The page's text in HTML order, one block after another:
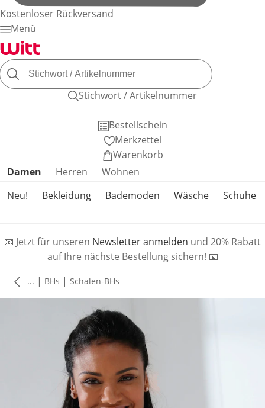
Kostenloser Rückversand
Menü
Stichwort / Artikelnummer
Bestellschein
Merkzettel
Warenkorb
Produktkategorien überspringen
Damen Herren
Wohnen
Neu!
Bekleidung Bademoden Wäsche Schuhe
📧 Jetzt für unseren Newsletter anmelden und 20% Rabatt
auf Ihre nächste Bestellung sichern! 📧
... | BHs | Schalen-BHs